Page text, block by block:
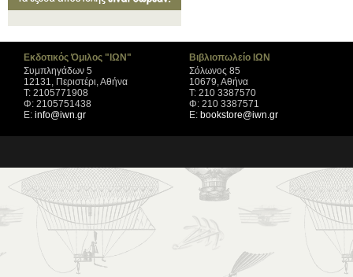
Εκδοτικός Όμιλος "ΙΩΝ"
Συμπληγάδων 5
12131, Περιστέρι, Αθήνα
Τ: 2105771908
Φ: 2105751438
Ε: info@iwn.gr
Βιβλιοπωλείο ΙΩΝ
Σόλωνος 85
10679, Αθήνα
Τ: 210 3387570
Φ: 210 3387571
Ε: bookstore@iwn.gr